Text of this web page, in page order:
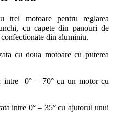
trei motoare pentru reglarea
cu capete din panouri de
cu doua motoare cu puterea
intre 0° – 70° cu un motor cu